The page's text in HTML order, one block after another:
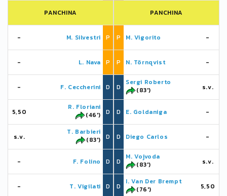
PANCHINA
- M. Silvestri P
- L. Nava P
- F. Ceccherini D
5,50
R. Floriani
(46')
D
s.v.
T. Barbieri
(83')
D
- F. Folino D
- T. Vigilati D
PANCHINA
P M. Vigorito -
P N. Törnqvist -
D
Sergi Roberto
(83')
s.v.
D E. Goldaniga -
D Diego Carlos -
D
M. Vojvoda
(83')
s.v.
D
I. Van Der Brempt
(76')
5,50